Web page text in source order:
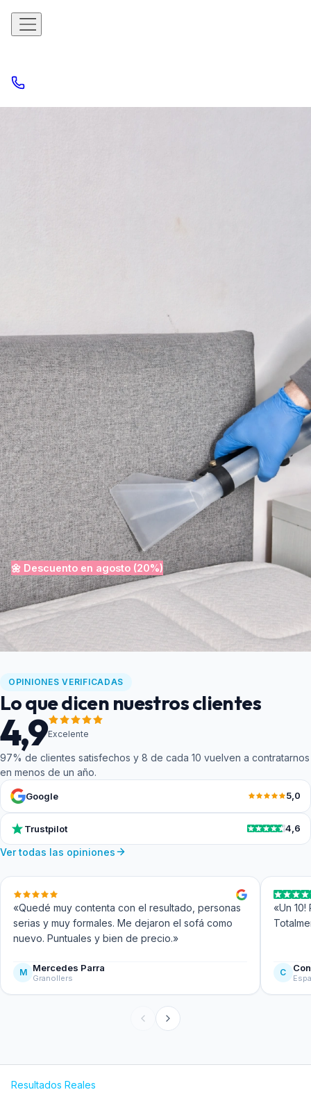
97%
Valoración 5 estrellas. El 97% de clientes satisfechos.
de clientes satisfechos
Presupuesto rápido · Sin compromiso
Ver precios · Desde
19€
🌼 Descuento enagosto
Desinfección incluida Desplazamiento incluido
50% descuento en la segunda pieza
Indicadores de confianza
OPINIONES VERIFICADAS
Lo que dicen nuestros clientes
4,9Excelente
97% de clientes satisfechos y 8 de cada 10 vuelven a contratarnos
en menos de un año.
Google 5,0
Trustpilot 4,6
Ver todas las opiniones
«Quedé muy contenta con el resultado, personas
serias y muy formales. Me dejaron el sofá como
nuevo. Puntuales y bien de precio.»
M Mercedes Parra
Granollers
«Un
C
Resultados Reales